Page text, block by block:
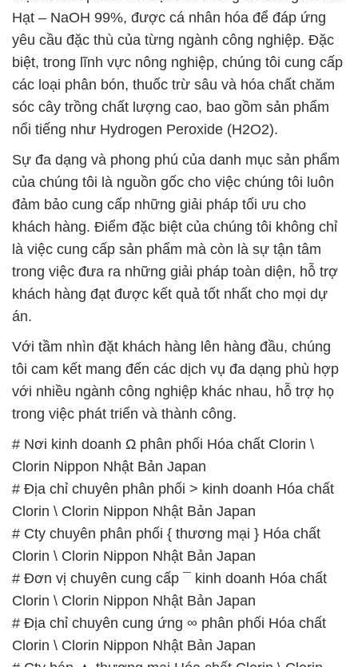
sóc cây trồng chất lượng cao, bao gồm sản phẩm
nổi tiếng như Hydrogen Peroxide (H2O2).
Sự đa dạng và phong phú của danh mục sản phẩm
của chúng tôi là nguồn gốc cho việc chúng tôi luôn
đảm bảo cung cấp những giải pháp tối ưu cho
khách hàng. Điểm đặc biệt của chúng tôi không chỉ
là việc cung cấp sản phẩm mà còn là sự tận tâm
trong việc đưa ra những giải pháp toàn diện, hỗ trợ
khách hàng đạt được kết quả tốt nhất cho mọi dự
án.
Với tầm nhìn đặt khách hàng lên hàng đầu, chúng
tôi cam kết mang đến các dịch vụ đa dạng phù hợp
với nhiều ngành công nghiệp khác nhau, hỗ trợ họ
trong việc phát triển và thành công.
# Nơi kinh doanh Ω phân phối Hóa chất Clorin \
Clorin Nippon Nhật Bản Japan
# Địa chỉ chuyên phân phối > kinh doanh Hóa chất
Clorin \ Clorin Nippon Nhật Bản Japan
# Cty chuyên phân phối { thương mại } Hóa chất
Clorin \ Clorin Nippon Nhật Bản Japan
# Đơn vị chuyên cung cấp ¯ kinh doanh Hóa chất
Clorin \ Clorin Nippon Nhật Bản Japan
# Địa chỉ chuyên cung ứng ∞ phân phối Hóa chất
Clorin \ Clorin Nippon Nhật Bản Japan
# Cty bán ▲ thương mại Hóa chất Clorin \ Clorin
Nippon Nhật Bản Japan
# Đơn vị kinh doanh / cung cấp Hóa chất Clorin \
Clorin Nippon Nhật Bản Japan
# Công ty thương mại — cung cấp Hóa chất Clorin \